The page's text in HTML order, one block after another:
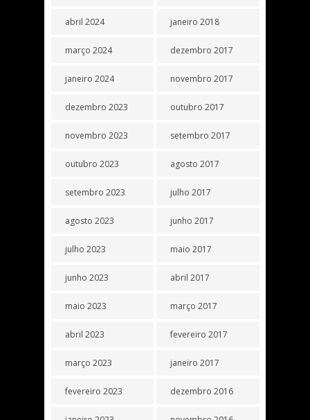
abril 2024
março 2024
janeiro 2024
dezembro 2023
novembro 2023
outubro 2023
setembro 2023
agosto 2023
julho 2023
junho 2023
maio 2023
abril 2023
março 2023
fevereiro 2023
janeiro 2018
dezembro 2017
novembro 2017
outubro 2017
setembro 2017
agosto 2017
julho 2017
junho 2017
maio 2017
abril 2017
março 2017
fevereiro 2017
janeiro 2017
dezembro 2016